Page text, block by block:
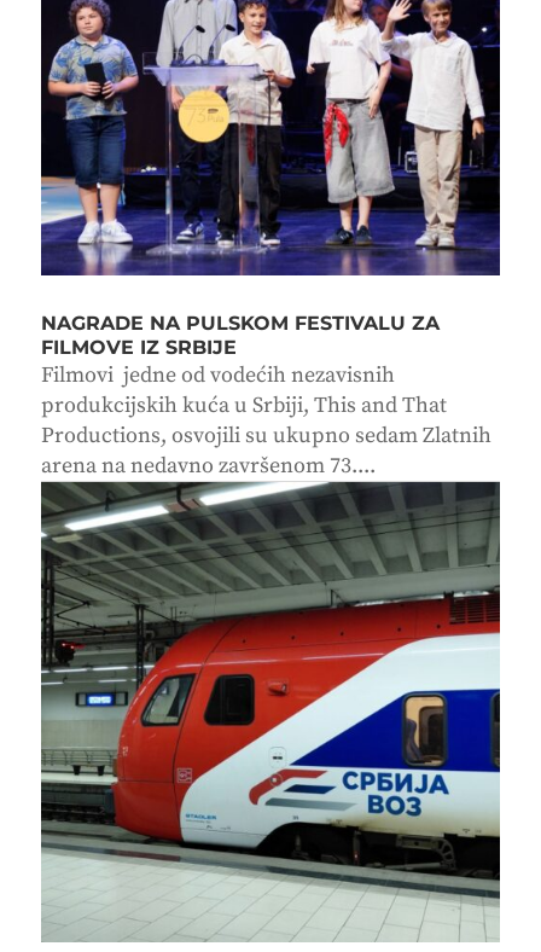
NAGRADE NA PULSKOM FESTIVALU ZA
FILMOVE IZ SRBIJE
Filmovi jedne od vodećih nezavisnih
produkcijskih kuća u Srbiji, This and That
Productions, osvojili su ukupno sedam Zlatnih
arena na nedavno završenom 73....